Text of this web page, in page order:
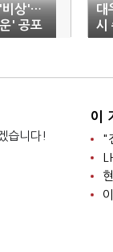
'비상'…
' 공포
대
시
원
습니다!
이
"